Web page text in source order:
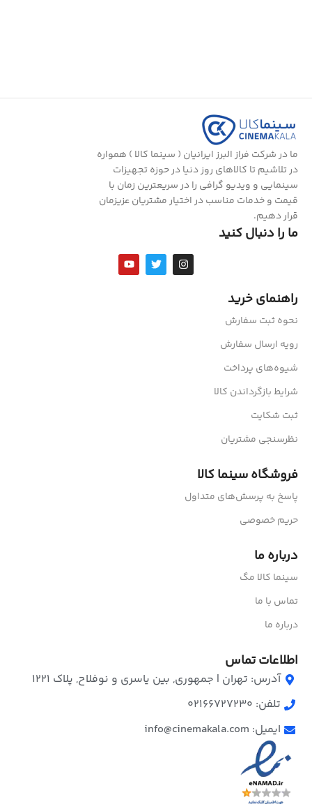
ما در شرکت فراز البرز ایرانیان ( سینما کالا ) همواره
در تلاشیم تا کالاهای روز دنیا در حوزه تجهیزات
سینمایی و ویدیو گرافی را در سریعترین زمان با
قیمت و خدمات مناسب در اختیار مشتریان عزیزمان
قرار دهیم.
ما را دنبال کنید
راهنمای خرید
نحوه ثبت سفارش
رویه ارسال سفارش
شیوه‌های پرداخت
شرایط بازگرداندن کالا
ثبت شکایت
نظرسنجی مشتریان
فروشگاه سینما کالا
پاسخ به پرسش‌های متداول
حریم خصوصی
درباره ما
سینما کالا مگ
تماس با ما
درباره ما
اطلاعات تماس
آدرس: تهران | جمهوری, بین یاسری و نوفلاح, پلاک ۱۲۲۱
تلفن: 02166727230
ایمیل: info@cinemakala.com